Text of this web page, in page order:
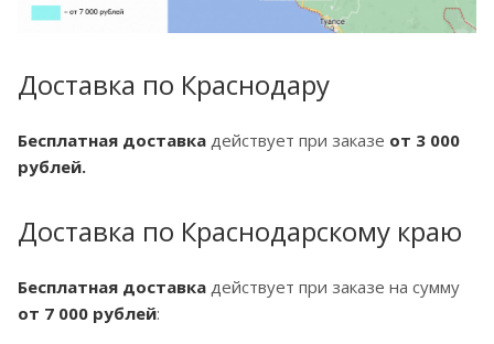
Доставка по Краснодару
Бесплатная доставка действует при заказе от 3 000
рублей.
Доставка по Краснодарскому краю
Бесплатная доставка действует при заказе на сумму
от 7 000 рублей: